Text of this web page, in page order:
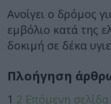
Ανοίγει ο δρόμος
εμβόλιο κατά της
δοκιμή σε δέκα
Πλοήγηση
1 2 Επόμενη σελίδα